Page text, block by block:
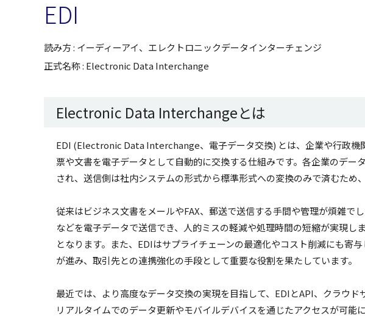
EDI
読み方 : イーディーアイ、エレクトロニックデータインターチェンジ
正式名称 : Electronic Data Interchange
Electronic Data Interchangeとは
EDI (Electronic Data Interchange、電子データ交換) とは、企業や行政機
票や文書を電子データとして自動的に交換する仕組みです。各企業のデー
され、送信側は社内システムの形式から標準形式への変換のみで済むため
従来はビジネス文書をメールやFAX、郵送で送信する手間や管理が煩雑で
などを電子データで送信でき、人的ミスの軽減や処理時間の短縮が実現し
となります。また、EDIはサプライチェーンの最適化やコスト削減にも寄
が進み、取引先との連携強化の手段として重要な役割を果たしています。
最近では、より高度なデータ交換の実現を目指して、EDIとAPI、クラウド
リアルタイムでのデータ更新やモバイルデバイスを通じたアクセスが可能